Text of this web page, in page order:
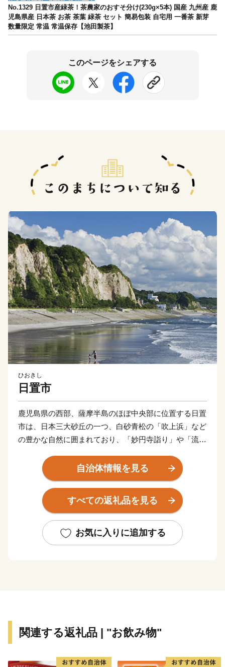
No.1329 日置市産緑茶！茶農家のおすそ分け(230g×5本) 国産 九州産 鹿
児島県産 日本茶 お茶 茶葉 緑茶 セット 簡易包装 自宅用 一番茶 新芽
数量限定 常温 常温保存【池田製茶】
このページをシェアする
ひおきし
日置市
鹿児島県の西部、薩摩半島のほぼ中央部に位置する日置
市は、日本三大砂丘の一つ、白砂青松の「吹上浜」など
の豊かな自然に囲まれており、「妙円寺詣り」や「流鏑
400年の歴史を誇る「薩摩焼」や優れた泉質を誇る「湯
之元温泉郷」「吹上温泉郷」など、古の情緒と安らぎに
満ちた貴重な資源を数多く有しています。
『住んでよし 訪ねてよし ふれあいあふれるまち』を目
自治体情報を見る
すべての返礼品を見る
お気に入りに追加する
関連する返礼品 | "お飲み物"